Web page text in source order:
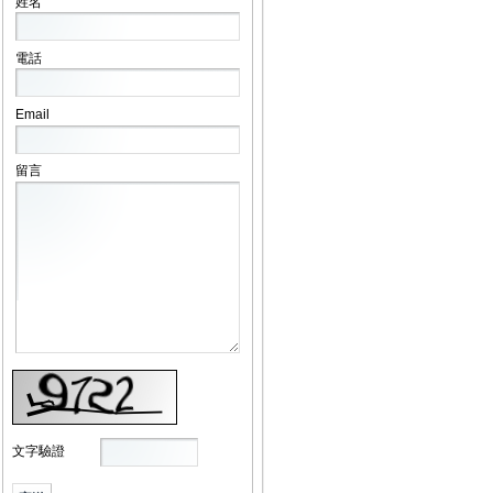
電話
Email
留言
文字驗證